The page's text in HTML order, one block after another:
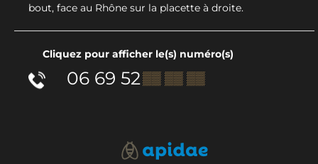
bout, face au Rhône sur la placette à droite.
Cliquez pour afficher le(s) numéro(s)
06 69 52▒▒ ▒▒ ▒▒